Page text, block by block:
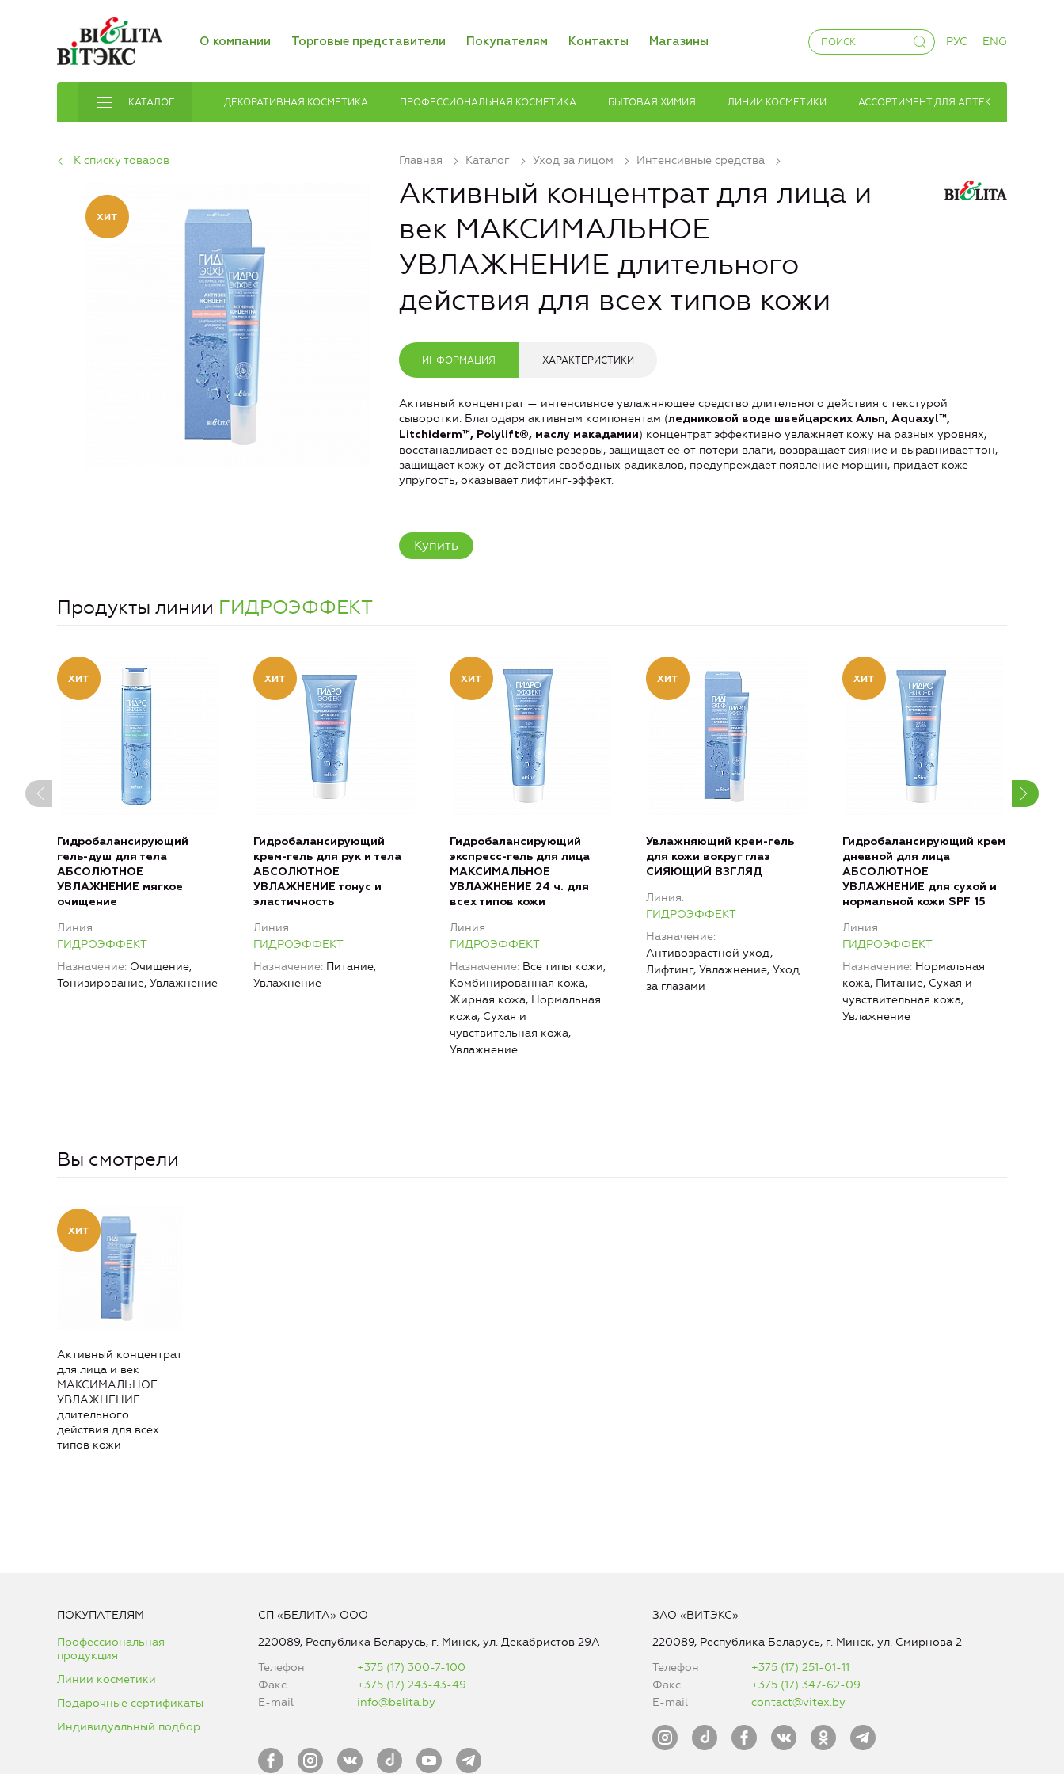
О компании Торговые представители Покупателям Контакты Магазины РУС ENG
КАТАЛОГ ДЕКОРАТИВНАЯ КОСМЕТИКА ПРОФЕССИОНАЛЬНАЯ КОСМЕТИКА БЫТОВАЯ ХИМИЯ ЛИНИИ КОСМЕТИКИ АССОРТИМЕНТ ДЛЯ АПТЕК
Главная Каталог Уход за лицом Интенсивные средства
К списку товаров
Активный концентрат для лица и
век МАКСИМАЛЬНОЕ
УВЛАЖНЕНИЕ длительного
действия для всех типов кожи
ИНФОРМАЦИЯ ХАРАКТЕРИСТИКИ
Активный концентрат — интенсивное увлажняющее средство длительного действия с текстурой
сыворотки. Благодаря активным компонентам (ледниковой воде швейцарских Альп, Aquaxyl™,
Litchiderm™, Polylift®, маслу макадамии) концентрат эффективно увлажняет кожу на разных уровнях,
восстанавливает ее водные резервы, защищает ее от потери влаги, возвращает сияние и выравнивает тон,
защищает кожу от действия свободных радикалов, предупреждает появление морщин, придает коже
упругость, оказывает лифтинг-эффект.
Купить
Продукты линии ГИДРОЭФФЕКТ
Гидробалансирующий
гель-душ для тела
АБСОЛЮТНОЕ
УВЛАЖНЕНИЕ мягкое
очищение
Линия
ГИДРОЭФФЕКТ
Назначение Очищение,
Тонизирование, Увлажнение
Гидробалансирующий
крем-гель для рук и тела
АБСОЛЮТНОЕ
УВЛАЖНЕНИЕ тонус и
эластичность
Линия
ГИДРОЭФФЕКТ
Назначение Питание,
Увлажнение
Гидробалансирующий
экспресс-гель для лица
МАКСИМАЛЬНОЕ
УВЛАЖНЕНИЕ 24 ч. для
всех типов кожи
Линия
ГИДРОЭФФЕКТ
Назначение Все типы кожи,
Комбинированная кожа,
Жирная кожа, Нормальная
кожа, Сухая и
чувствительная кожа,
Увлажнение
Увлажняющий крем-гель
для кожи вокруг глаз
СИЯЮЩИЙ ВЗГЛЯД
Линия
ГИДРОЭФФЕКТ
Назначение
Антивозрастной уход,
Лифтинг, Увлажнение, Уход
за глазами
Гидробалансирующий крем
дневной для лица
АБСОЛЮТНОЕ
УВЛАЖНЕНИЕ для сухой и
нормальной кожи SPF 15
Линия
ГИДРОЭФФЕКТ
Назначение Нормальная
кожа, Питание, Сухая и
чувствительная кожа,
Увлажнение
Вы смотрели
Активный концентрат
для лица и век
МАКСИМАЛЬНОЕ
УВЛАЖНЕНИЕ
длительного
действия для всех
типов кожи
ПОКУПАТЕЛЯМ
Профессиональная
продукция
Линии косметики
Подарочные сертификаты
Индивидуальный подбор
СП «БЕЛИТА» ООО
220089, Республика Беларусь, г. Минск, ул. Декабристов 29А
Телефон
+375 (17) 300-7-100
Факс
+375 (17) 243-43-49
E-mail
info@belita.by
ЗАО «ВИТЭКС»
220089, Республика Беларусь, г. Минск, ул. Смирнова 2
Телефон
+375 (17) 251-01-11
Факс
+375 (17) 347-62-09
E-mail
contact@vitex.by